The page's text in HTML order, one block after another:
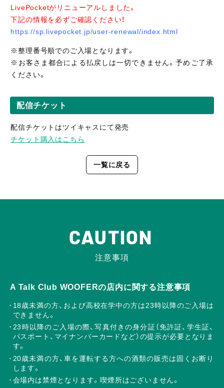
LivePocketがリニューアルしました。
下記の情報を必ずご確認ください！
https://sp.livepocket.jp/user-renewal/index.html
※整理番号順でのご入場となります。
※お客さま都合による払戻しは一切できません。予めご了承
ください。
配信チケット
配信チケットはツイキャスにて発売
チケット購入はこちら
一覧に戻る
CAUTION
注意事項
A Talk Club WOOFERの店内に関する注意事項
18歳未満の方、および高校在学中の方は23時以降のご入場は
できません。
23時以降のご入場の際、写真付きの身分証（免許証、学生証、
パスポート、マイナンバーカードなど）の提示が必要となりま
す。
20歳未満の方、車を運転する方への酒類の販売は固くお断り
します。
会場内は禁煙となります。喫煙所はございません。